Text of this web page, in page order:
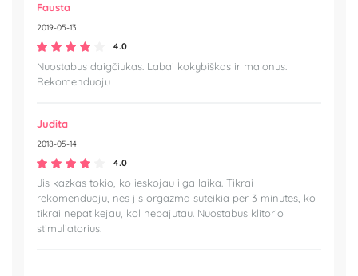
Fausta
2019-05-13
4.0
Nuostabus daigčiukas. Labai kokybiškas ir malonus.
Rekomenduoju
Judita
2018-05-14
4.0
Jis kazkas tokio, ko ieskojau ilga laika. Tikrai
rekomenduoju, nes jis orgazma suteikia per 3 minutes, ko
tikrai nepatikejau, kol nepajutau. Nuostabus klitorio
stimuliatorius.